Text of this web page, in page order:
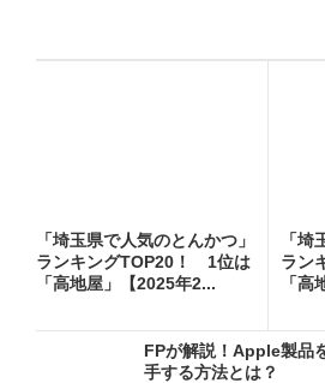
「埼玉県で人気のとんかつ」
ランキングTOP20！ 1位は
「高地屋」【2025年2...
「埼
ラン
「
FPが解説！Apple製品
手する方法とは？